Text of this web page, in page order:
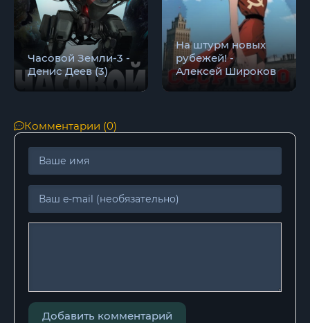
Часовой Земли-3 -
Денис Деев (3)
На штурм новых
рубежей! -
Алексей Широков
Комментарии (0)
Добавить комментарий